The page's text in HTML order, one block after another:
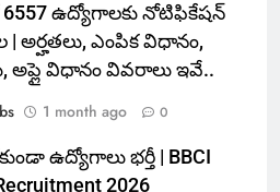
ఉద్యోగాలకు నోటిఫికేషన్
| అర్హతలు, ఎంపిక విధానం,
అప్లై విధానం వివరాలు ఇవే..
1 month ago 0
ఉద్యోగాలు భర్తీ | BBCI
2026